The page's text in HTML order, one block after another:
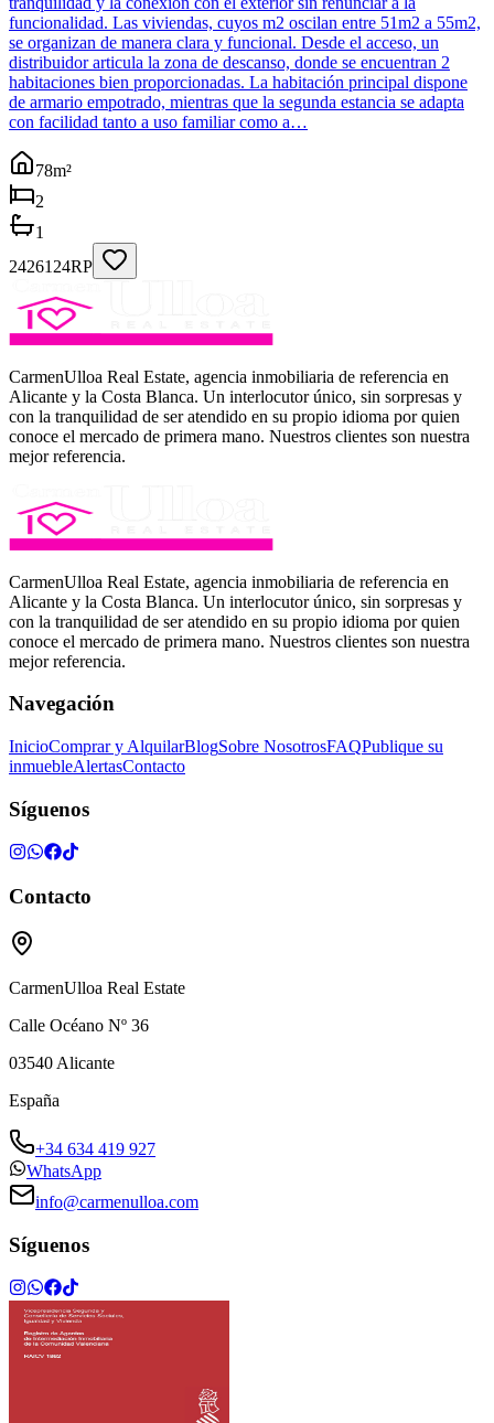
funcionalidad. Las viviendas, cuyos m2 oscilan entre 51m2 a 55m2,
se organizan de manera clara y funcional. Desde el acceso, un
distribuidor articula la zona de descanso, donde se encuentran 2
habitaciones bien proporcionadas. La habitación principal dispone
de armario empotrado, mientras que la segunda estancia se adapta
con facilidad tanto a uso familiar como a…
78m²
2
1
2426124RP
CarmenUlloa Real Estate, agencia inmobiliaria de referencia en
Alicante y la Costa Blanca. Un interlocutor único, sin sorpresas y
con la tranquilidad de ser atendido en su propio idioma por quien
conoce el mercado de primera mano. Nuestros clientes son nuestra
mejor referencia.
CarmenUlloa Real Estate, agencia inmobiliaria de referencia en
Alicante y la Costa Blanca. Un interlocutor único, sin sorpresas y
con la tranquilidad de ser atendido en su propio idioma por quien
conoce el mercado de primera mano. Nuestros clientes son nuestra
mejor referencia.
Navegación
InicioComprar y AlquilarBlogSobre NosotrosFAQPublique su
inmuebleAlertasContacto
Síguenos
Contacto
CarmenUlloa Real Estate
Calle Océano Nº 36
03540 Alicante
España
+34 634 419 927
WhatsApp
info@carmenulloa.com
Síguenos